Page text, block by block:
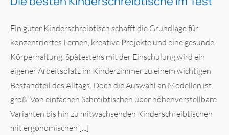
Ein guter Kinderschreibtisch schafft die Grundlage für
konzentriertes Lernen, kreative Projekte und eine gesunde
Körperhaltung. Spätestens mit der Einschulung wird ein
eigener Arbeitsplatz im Kinderzimmer zu einem wichtigen
Bestandteil des Alltags. Doch die Auswahl an Modellen ist
groß: Von einfachen Schreibtischen über höhenverstellbare
Varianten bis hin zu mitwachsenden Kinderschreibtischen
mit ergonomischen [...]